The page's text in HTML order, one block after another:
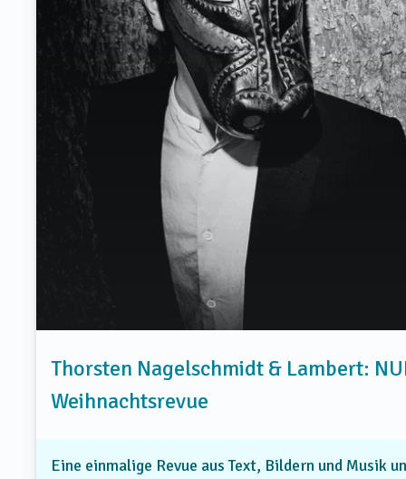
Thorsten Nagelschmidt & Lambert:
Weihnachtsrevue
Eine einmalige Revue aus Text, Bildern und Musik